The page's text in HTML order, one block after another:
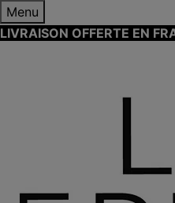
Menu
LIVRAISON OFFERTE EN